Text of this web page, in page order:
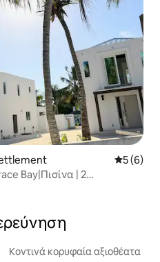
Μέση
5 (6)
Bay|Πισίνα | 2
Κοντινά κορυφαία αξιοθέατα